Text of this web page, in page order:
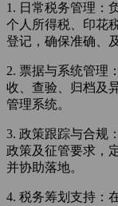
1. 日常税务管理：
个人所得税、印花
登记，确保准确、
2. 票据与系统管理
收、查验、归档及
管理系统。
3. 政策跟踪与合规
政策及征管要求，
并协助落地。
4. 税务筹划支持：